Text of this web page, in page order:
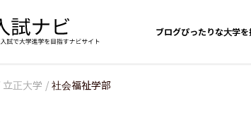
ブログぴったりな大学を
立正大学 / 社会福祉学部